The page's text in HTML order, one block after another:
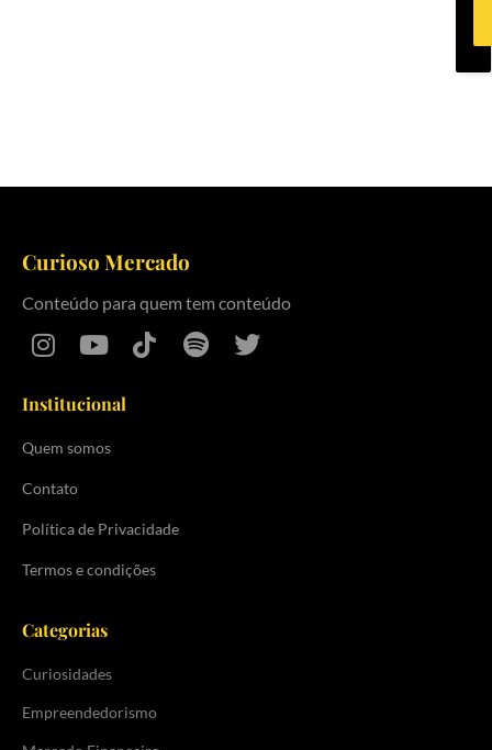
Curioso Mercado
Conteúdo para quem tem conteúdo
Institucional
Quem somos
Contato
Política de Privacidade
Termos e condições
Categorias
Curiosidades
Empreendedorismo